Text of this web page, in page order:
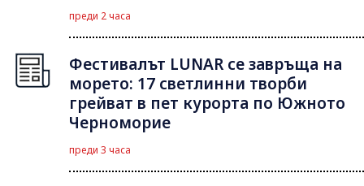
преди 2 часа
Фестивалът LUNAR се завръща на
морето: 17 светлинни творби
грейват в пет курорта по Южното
Черноморие
преди 3 часа